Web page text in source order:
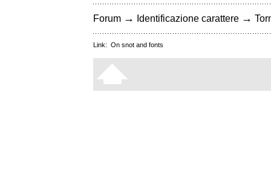
Forum → Identificazione carattere →
Link: On snot and fonts